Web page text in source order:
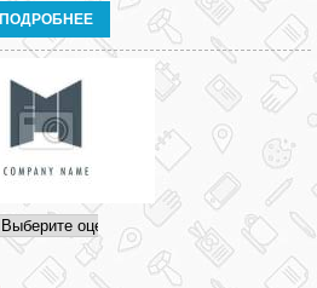
ПОДРОБНЕЕ